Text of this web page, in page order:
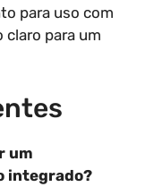
para uso com
claro para um
um
integrado?